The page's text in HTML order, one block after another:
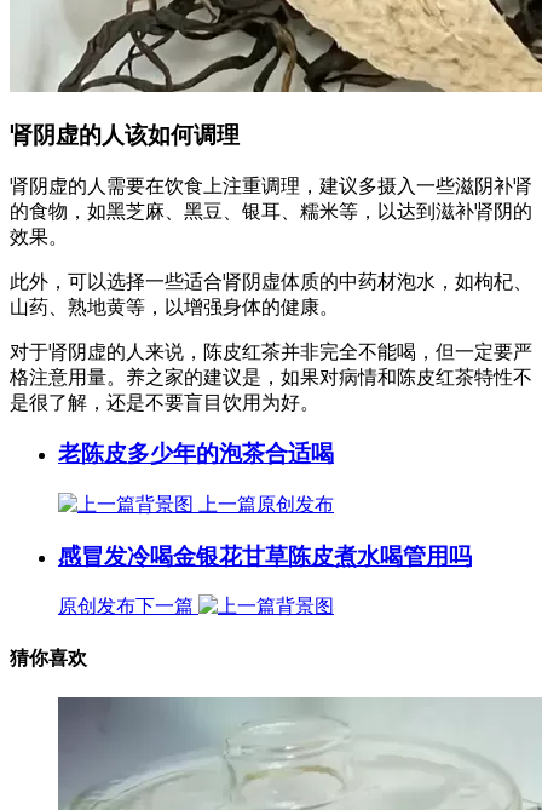
肾阴虚的人该如何调理
肾阴虚的人需要在饮食上注重调理，建议多摄入一些滋阴补肾
的食物，如黑芝麻、黑豆、银耳、糯米等，以达到滋补肾阴的
效果。
此外，可以选择一些适合肾阴虚体质的中药材泡水，如枸杞、
山药、熟地黄等，以增强身体的健康。
对于肾阴虚的人来说，陈皮红茶并非完全不能喝，但一定要严
格注意用量。养之家的建议是，如果对病情和陈皮红茶特性不
是很了解，还是不要盲目饮用为好。
老陈皮多少年的泡茶合适喝
上一篇原创发布
感冒发冷喝金银花甘草陈皮煮水喝管用吗
原创发布下一篇
猜你喜欢